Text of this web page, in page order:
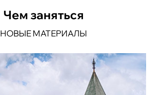
Чем заняться
НОВЫЕ МАТЕРИАЛЫ